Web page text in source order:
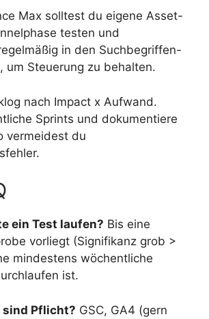
Max solltest du eigene Asset-
testen und
in den Suchbegriffen-
um Steuerung zu behalten.
nach Impact x Aufwand.
Sprints und dokumentiere
vermeidest du
ein Test laufen? Bis eine
vorliegt (Signifikanz grob >
mindestens wöchentliche
ist.
sind Pflicht? GSC, GA4 (gern